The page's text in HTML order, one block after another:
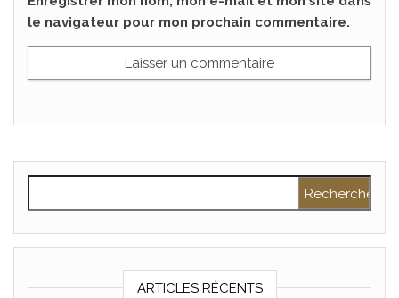
le navigateur pour mon prochain commentaire.
ARTICLES RÉCENTS